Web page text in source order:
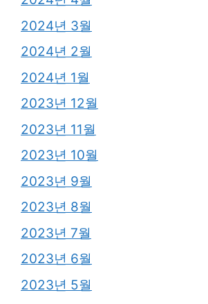
2024년 3월
2024년 2월
2024년 1월
2023년 12월
2023년 11월
2023년 10월
2023년 9월
2023년 8월
2023년 7월
2023년 6월
2023년 5월